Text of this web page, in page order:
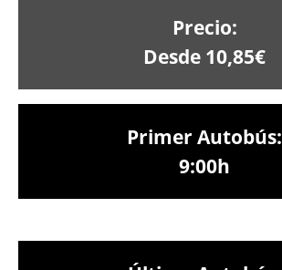
Precio:
Desde 10,85€
Primer Autobús:
9:00h